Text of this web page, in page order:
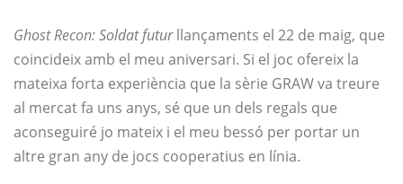
Ghost Recon: Soldat futurllançaments el 22 de maig, que
coincideix amb el meu aniversari. Si el joc ofereix la
mateixa forta experiència que la sèrie GRAW va treure
al mercat fa uns anys, sé que un dels regals que
aconseguiré jo mateix i el meu bessó per portar un
altre gran any de jocs cooperatius en línia.